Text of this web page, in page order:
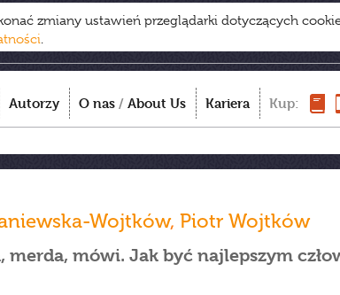
zmiany ustawień przeglądarki dotyczących
.
Autorzy O nas / About Us Kariera Kup:
Wojtków, Piotr Wojtków
merda, mówi. Jak być najlepszym